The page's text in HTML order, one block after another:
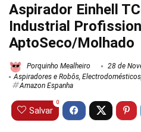
Aspirador Einhell
Industrial
AptoSeco/Molhado
Porquinho Mealheiro
28 de
Aspiradores e Robôs Electrodomésticos
Amazon Espanha
Salvar
0